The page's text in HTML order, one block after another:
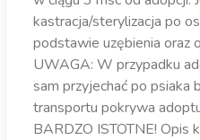
kastracja/sterylizacja po
podstawie uzębienia oraz
UWAGA: W przypadku
sam przyjechać po psiaka
transportu pokrywa
BARDZO ISTOTNE! Opis